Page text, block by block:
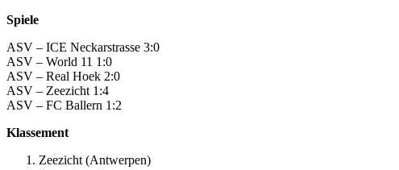
Spiele
ASV – ICE Neckarstrasse 3:0
ASV – World 11 1:0
ASV – Real Hoek 2:0
ASV – Zeezicht 1:4
ASV – FC Ballern 1:2
Klassement
Zeezicht (Antwerpen)